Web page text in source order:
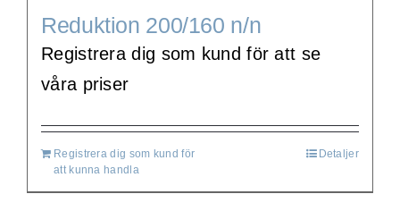
Reduktion 200/160 n/n
Registrera dig som kund för att se
våra priser
Registrera dig som kund för
att kunna handla
Detaljer